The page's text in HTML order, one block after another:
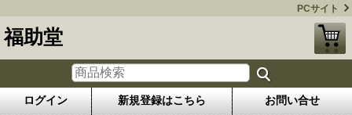
PCサイト
福助堂
ログイン 新規登録はこちら お問い合せ